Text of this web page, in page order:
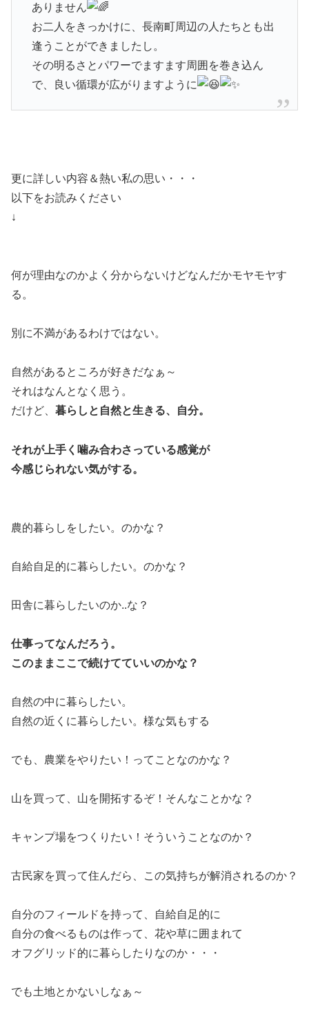
ありません
お二人をきっかけに、長南町周辺の人たちとも出
逢うことができましたし。
その明るさとパワーでますます周囲を巻き込ん
で、良い循環が広がりますように
更に詳しい内容＆熱い私の思い・・・
以下をお読みください
↓
何が理由なのかよく分からないけどなんだかモヤモヤす
る。
別に不満があるわけではない。
自然があるところが好きだなぁ～
それはなんとなく思う。
だけど、 暮らしと自然と生きる、自分。
それが上手く噛み合わさっている感覚が
今感じられない気がする。
農的暮らしをしたい。のかな？
自給自足的に暮らしたい。のかな？
田舎に暮らしたいのか..な？
仕事ってなんだろう。
このままここで続けてていいのかな？
自然の中に暮らしたい。
自然の近くに暮らしたい。様な気もする
でも、農業をやりたい！ってことなのかな？
山を買って、山を開拓するぞ！そんなことかな？
キャンプ場をつくりたい！そういうことなのか？
古民家を買って住んだら、この気持ちが解消されるのか？
自分のフィールドを持って、自給自足的に
自分の食べるものは作って、花や草に囲まれて
オフグリッド的に暮らしたりなのか・・・
でも土地とかないしなぁ～